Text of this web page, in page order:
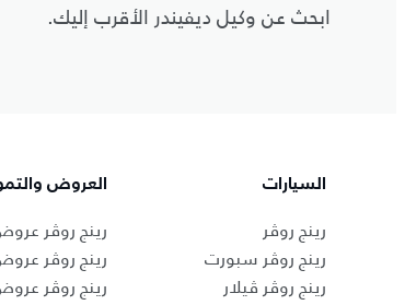
ابحث عن وكيل ديفيندر الأقرب إليك.
السيارات
رينج روڤر
رينج روڤر سبورت
رينج روڤر ڤيلار
العروض
رينج روڤر
رينج روڤر
رينج روڤر